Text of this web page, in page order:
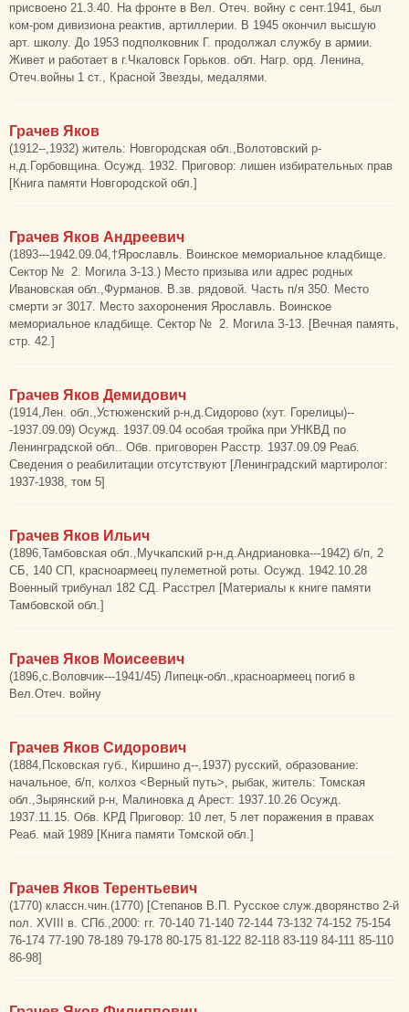
присвоено 21.3.40. На фронте в Вел. Отеч. войну с сент.1941, был
ком-ром дивизиона реактив, артиллерии. В 1945 окончил высшую
арт. школу. До 1953 подполковник Г. продолжал службу в армии.
Живет и работает в г.Чкаловск Горьков. обл. Нагр. орд. Ленина,
Отеч.войны 1 ст., Красной Звезды, медалями.
Грачев Яков
(1912--,1932) житель: Новгородская обл.,Волотовский р-
н,д.Горбовщина. Осужд. 1932. Приговор: лишен избирательных прав
[Книга памяти Новгородской обл.]
Грачев Яков Андреевич
(1893---1942.09.04,†Ярославль. Воинское мемориальное кладбище.
Сектор № 2. Могила З-13.) Место призыва или адрес родных
Ивановская обл.,Фурманов. В.зв. рядовой. Часть п/я 350. Место
смерти эг 3017. Место захоронения Ярославль. Воинское
мемориальное кладбище. Сектор № 2. Могила З-13. [Вечная память,
стр. 42.]
Грачев Яков Демидович
(1914,Лен. обл.,Устюженский р-н,д.Сидорово (хут. Горелицы)--
-1937.09.09) Осужд. 1937.09.04 особая тройка при УНКВД по
Ленинградской обл.. Обв. приговорен Расстр. 1937.09.09 Реаб.
Сведения о реабилитации отсутствуют [Ленинградский мартиролог:
1937-1938, том 5]
Грачев Яков Ильич
(1896,Тамбовская обл.,Мучкапский р-н,д.Андриановка---1942) б/п, 2
СБ, 140 СП, красноармеец пулеметной роты. Осужд. 1942.10.28
Военный трибунал 182 СД. Расстрел [Материалы к книге памяти
Тамбовской обл.]
Грачев Яков Моисеевич
(1896,с.Воловчик---1941/45) Липецк-обл.,красноармеец погиб в
Вел.Отеч. войну
Грачев Яков Сидорович
(1884,Псковская губ., Киршино д--,1937) русский, образование:
начальное, б/п, колхоз <Верный путь>, рыбак, житель: Томская
обл.,Зырянский р-н, Малиновка д Арест: 1937.10.26 Осужд.
1937.11.15. Обв. КРД Приговор: 10 лет, 5 лет поражения в правах
Реаб. май 1989 [Книга памяти Томской обл.]
Грачев Яков Терентьевич
(1770) классн.чин.(1770) [Степанов В.П. Русское служ.дворянство 2-й
пол. XVIII в. СПб.,2000: гг. 70-140 71-140 72-144 73-132 74-152 75-154
76-174 77-190 78-189 79-178 80-175 81-122 82-118 83-119 84-111 85-110
86-98]